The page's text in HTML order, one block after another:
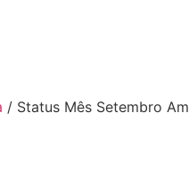
/ Status Mês Setembro